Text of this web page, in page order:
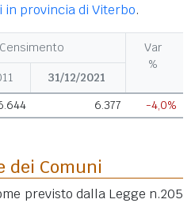
in provincia di Viterbo.
Censimento
Var
%
31/12/2021
6.377 -4,0%
dei Comuni
previsto dalla Legge n.205